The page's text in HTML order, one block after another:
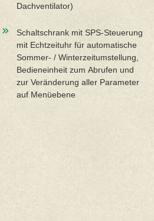
Dachventilator)
Schaltschrank mit SPS-Steuerung
mit Echtzeituhr für automatische
Sommer- / Winterzeitumstellung,
Bedieneinheit zum Abrufen und
zur Veränderung aller Parameter
auf Menüebene